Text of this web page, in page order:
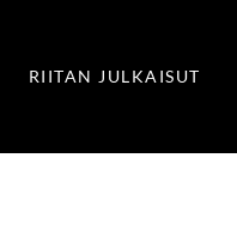
RIITAN JULKAISUT